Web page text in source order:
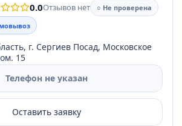
0.0Отзывов нет
○ Не проверена
г. Сергиев Посад, Московское
15
Телефон не указан
Оставить заявку